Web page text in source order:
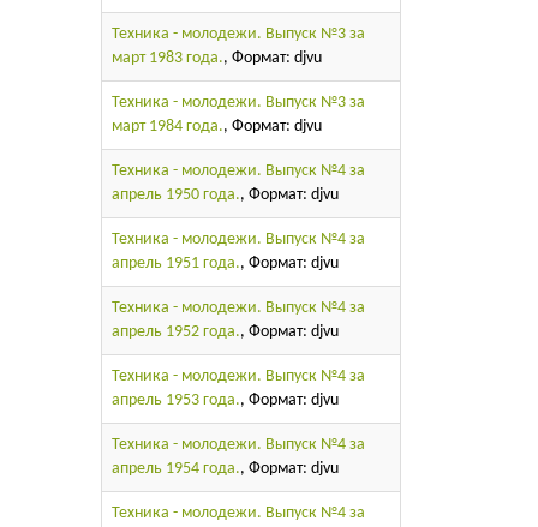
Техника - молодежи. Выпуск №3 за
март 1983 года., Формат: djvu
Техника - молодежи. Выпуск №3 за
март 1984 года., Формат: djvu
Техника - молодежи. Выпуск №4 за
апрель 1950 года., Формат: djvu
Техника - молодежи. Выпуск №4 за
апрель 1951 года., Формат: djvu
Техника - молодежи. Выпуск №4 за
апрель 1952 года., Формат: djvu
Техника - молодежи. Выпуск №4 за
апрель 1953 года., Формат: djvu
Техника - молодежи. Выпуск №4 за
апрель 1954 года., Формат: djvu
Техника - молодежи. Выпуск №4 за